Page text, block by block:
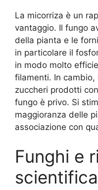
La micorriza è un
vantaggio. Il fungo
della pianta e le
in particolare il
in modo molto
filamenti. In
zuccheri prodotti
fungo è privo. Si
maggioranza delle
associazione con
Funghi e
scientifica